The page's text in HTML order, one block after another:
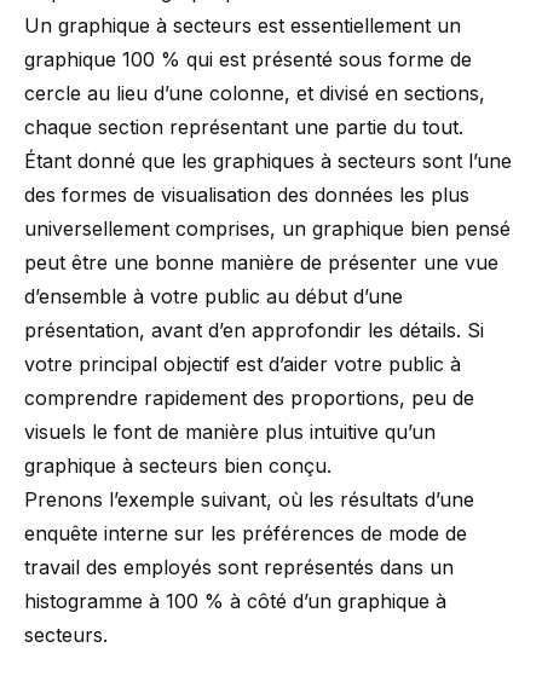
Un graphique à secteurs est essentiellement un
graphique 100 % qui est présenté sous forme de
cercle au lieu d’une colonne, et divisé en sections,
chaque section représentant une partie du tout.
Étant donné que les graphiques à secteurs sont l’une
des formes de visualisation des données les plus
universellement comprises, un graphique bien pensé
peut être une bonne manière de présenter une vue
d’ensemble à votre public au début d’une
présentation, avant d’en approfondir les détails. Si
votre principal objectif est d’aider votre public à
comprendre rapidement des proportions, peu de
visuels le font de manière plus intuitive qu’un
graphique à secteurs bien conçu.
Prenons l’exemple suivant, où les résultats d’une
enquête interne sur les préférences de mode de
travail des employés sont représentés dans un
histogramme à 100 % à côté d’un graphique à
secteurs.